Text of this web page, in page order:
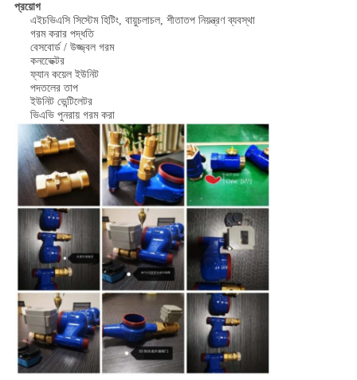
প্রয়োগ
এইচভিএসি সিস্টেম হিটিং, বায়ুচলাচল, শীতাতপ নিয়ন্ত্রণ ব্যবস্থা
গরম করার পদ্ধতি
বেসবোর্ড / উজ্জ্বল গরম
কনভেেক্টর
ফ্যান কয়েল ইউনিট
পদতলের তাপ
ইউনিট ভেন্টিলেটর
ভিএভি পুনরায় গরম করা